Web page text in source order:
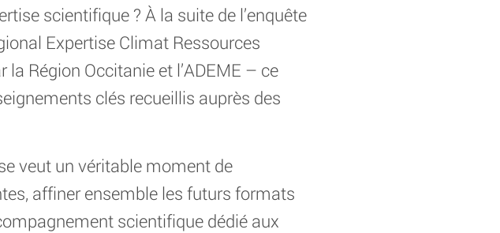
scientifique ? À la suite de l’enquête
Expertise Climat Ressources
Région Occitanie et l’ADEME – ce
clés recueillis auprès des
veut un véritable moment de
affiner ensemble les futurs formats
scientifique dédié aux